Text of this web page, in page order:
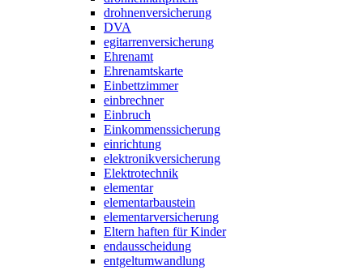
drohnenversicherung
DVA
egitarrenversicherung
Ehrenamt
Ehrenamtskarte
Einbettzimmer
einbrechner
Einbruch
Einkommenssicherung
einrichtung
elektronikversicherung
Elektrotechnik
elementar
elementarbaustein
elementarversicherung
Eltern haften für Kinder
endausscheidung
entgeltumwandlung